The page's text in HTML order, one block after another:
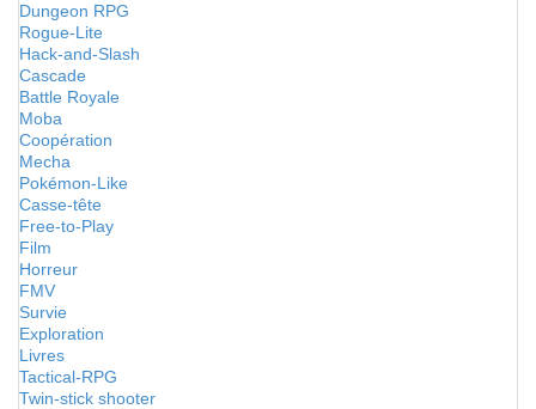
Dungeon RPG
Rogue-Lite
Hack-and-Slash
Cascade
Battle Royale
Moba
Coopération
Mecha
Pokémon-Like
Casse-tête
Free-to-Play
Film
Horreur
FMV
Survie
Exploration
Livres
Tactical-RPG
Twin-stick shooter